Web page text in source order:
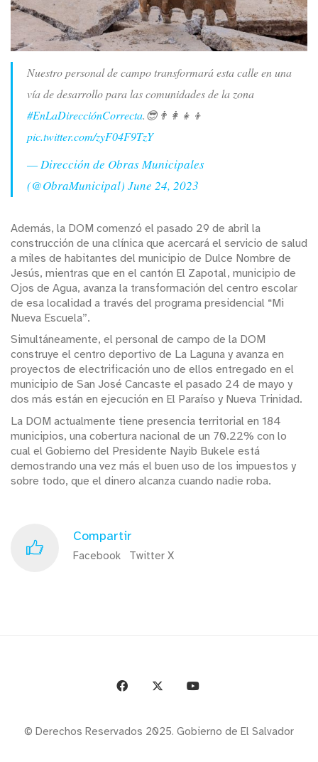
Nuestro personal de campo transformará esta calle en una
vía de desarrollo para las comunidades de la zona
#EnLaDirecciónCorrecta.😎👨‍👩‍👧‍👦
pic.twitter.com/zyF04F9TzY
— Dirección de Obras Municipales
(@ObraMunicipal) June 24, 2023
Además, la DOM comenzó el pasado 29 de abril la
construcción de una clínica que acercará el servicio de salud
a miles de habitantes del municipio de Dulce Nombre de
Jesús, mientras que en el cantón El Zapotal, municipio de
Ojos de Agua, avanza la transformación del centro escolar
de esa localidad a través del programa presidencial “Mi
Nueva Escuela”.
Simultáneamente, el personal de campo de la DOM
construye el centro deportivo de La Laguna y avanza en
proyectos de electrificación uno de ellos entregado en el
municipio de San José Cancaste el pasado 24 de mayo y
dos más están en ejecución en El Paraíso y Nueva Trinidad.
La DOM actualmente tiene presencia territorial en 184
municipios, una cobertura nacional de un 70.22% con lo
cual el Gobierno del Presidente Nayib Bukele está
demostrando una vez más el buen uso de los impuestos y
sobre todo, que el dinero alcanza cuando nadie roba.
Compartir
Facebook Twitter X
© Derechos Reservados 2025. Gobierno de El Salvador